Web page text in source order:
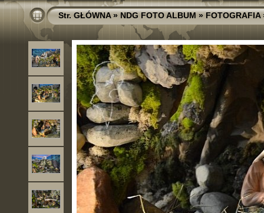
Str. GŁÓWNA»NDG FOTO ALBUM»FOTOGRAFIA